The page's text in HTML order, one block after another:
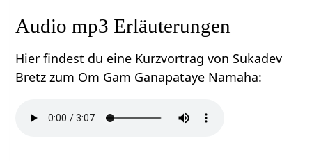
Audio mp3 Erläuterungen
Hier findest du eine Kurzvortrag von Sukadev
Bretz zum Om Gam Ganapataye Namaha: